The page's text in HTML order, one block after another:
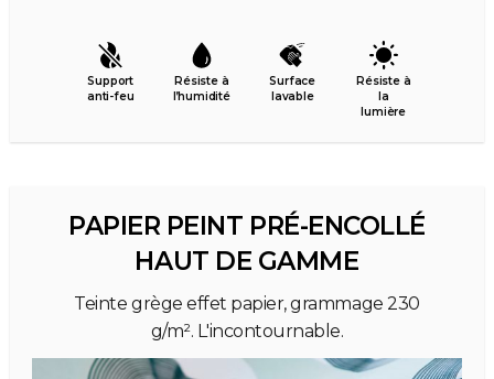
Support
anti-feu
Résiste à
l’humidité
Surface
lavable
Résiste à
la
lumière
PAPIER PEINT PRÉ-ENCOLLÉ
HAUT DE GAMME
Teinte grège effet papier, grammage 230
g/m². L'incontournable.